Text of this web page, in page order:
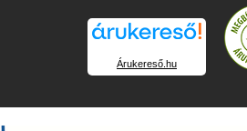
Árukereső.hu